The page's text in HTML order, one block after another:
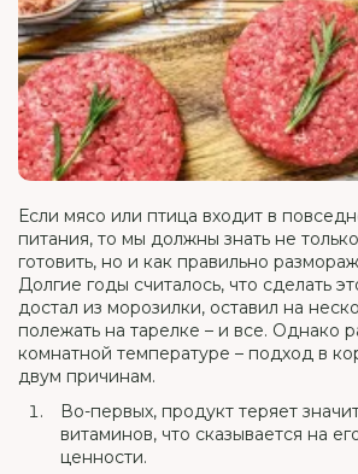
Если мясо или птица входит в
питания, то мы должны знать не
готовить, но и как правильно
Долгие годы считалось, что сделать
достал из морозилки, оставил на
полежать на тарелке – и все. Однако
комнатной температуре – подход в
двум причинам.
Во-первых, продукт теряет
витаминов, что сказывается на
ценности.